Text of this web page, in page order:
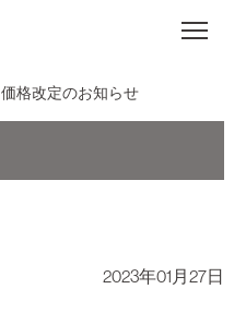
メニュー
価格改定のお知らせ
2023年01月27日